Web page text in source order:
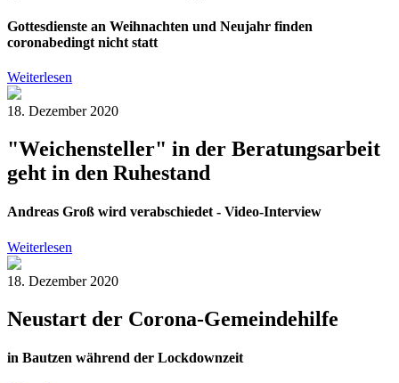
Gottesdienste an Weihnachten und Neujahr finden
coronabedingt nicht statt
Weiterlesen
18. Dezember 2020
"Weichensteller" in der Beratungsarbeit
geht in den Ruhestand
Andreas Groß wird verabschiedet - Video-Interview
Weiterlesen
18. Dezember 2020
Neustart der Corona-Gemeindehilfe
in Bautzen während der Lockdownzeit